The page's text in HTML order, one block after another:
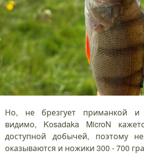
Но, не брезгует приманкой и
видимо, Kosadaka MicroN
доступной добычей, поэтому
оказываются и ножики 300 - 700